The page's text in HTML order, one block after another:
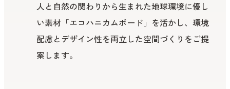
人と自然の関わりから生まれた地球環境に優し
い素材「エコハニカムボード」を活かし、環境
配慮とデザイン性を両立した空間づくりをご提
案します。